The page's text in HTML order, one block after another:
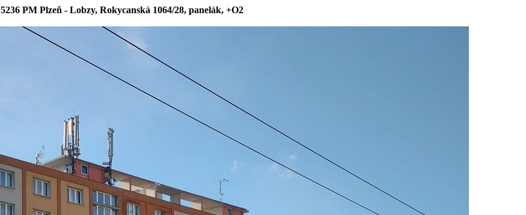
5236 PM Plzeň - Lobzy, Rokycanská 1064/28, panelák, +O2